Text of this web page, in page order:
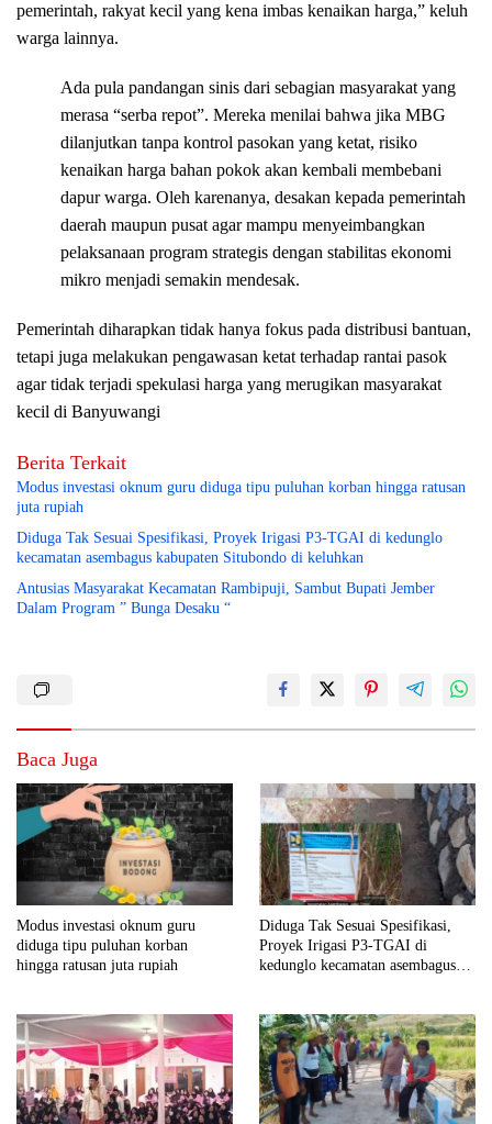
pemerintah, rakyat kecil yang kena imbas kenaikan harga,” keluh
warga lainnya.
Ada pula pandangan sinis dari sebagian masyarakat yang
merasa “serba repot”. Mereka menilai bahwa jika MBG
dilanjutkan tanpa kontrol pasokan yang ketat, risiko
kenaikan harga bahan pokok akan kembali membebani
dapur warga. Oleh karenanya, desakan kepada pemerintah
daerah maupun pusat agar mampu menyeimbangkan
pelaksanaan program strategis dengan stabilitas ekonomi
mikro menjadi semakin mendesak.
Pemerintah diharapkan tidak hanya fokus pada distribusi bantuan,
tetapi juga melakukan pengawasan ketat terhadap rantai pasok
agar tidak terjadi spekulasi harga yang merugikan masyarakat
kecil di Banyuwangi
Berita Terkait
Modus investasi oknum guru diduga tipu puluhan korban hingga ratusan
juta rupiah
Diduga Tak Sesuai Spesifikasi, Proyek Irigasi P3-TGAI di kedunglo
kecamatan asembagus kabupaten Situbondo di keluhkan
Antusias Masyarakat Kecamatan Rambipuji, Sambut Bupati Jember
Dalam Program ” Bunga Desaku “
Baca Juga
Modus investasi oknum guru
diduga tipu puluhan korban
hingga ratusan juta rupiah
Diduga Tak Sesuai Spesifikasi,
Proyek Irigasi P3-TGAI di
kedunglo kecamatan asembagus